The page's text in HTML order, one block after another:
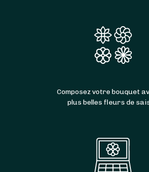
Composez votre bouquet
plus belles fleurs de